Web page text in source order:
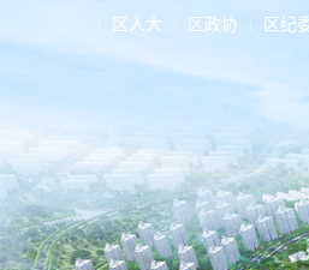
区人大 区政协 区纪